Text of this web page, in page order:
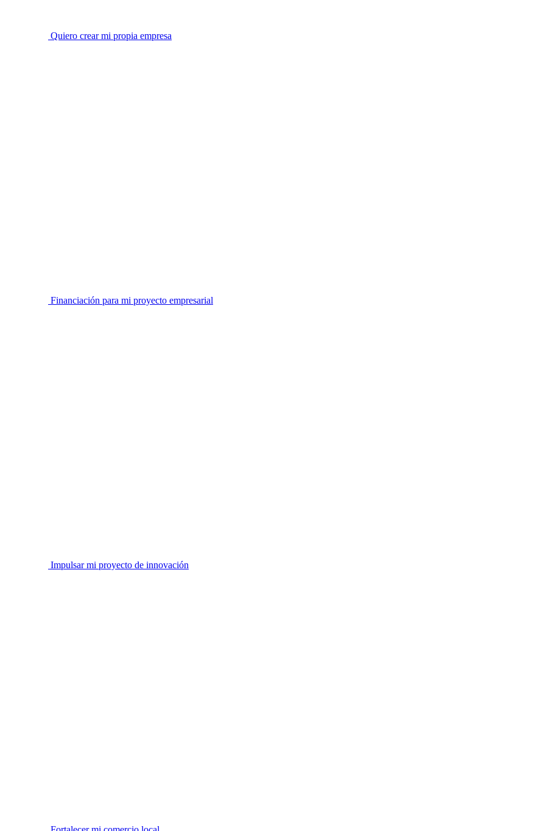
Quiero crear mi propia empresa
Financiación para mi proyecto empresarial
Impulsar mi proyecto de innovación